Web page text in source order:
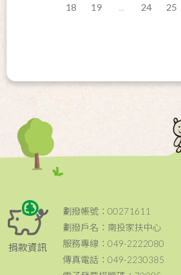
18 19 24 25
捐款資訊
劃撥帳號：00271611
劃撥戶名：南投家扶中心
服務專線：049-2222080
傳真電話：049-2230385